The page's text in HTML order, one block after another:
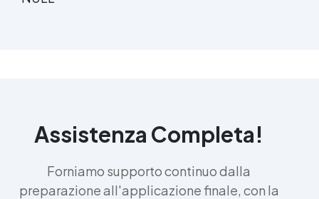
Assistenza Completa!
Forniamo supporto continuo dalla
preparazione all'applicazione finale, con la